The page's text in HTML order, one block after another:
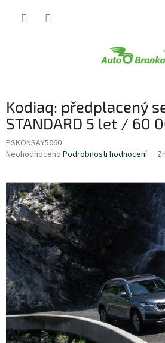
Kodiaq: předplacený
STANDARD 5 let / 60
PSKONSAY5060
Průměrné
je
0,0
z
5
hvězdiček.
Neohodnoceno Podrobnosti hodnocení